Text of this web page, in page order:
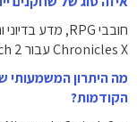
Chronicles X עבור Nintendo Switch 2 חוויה עמוקה ומאתגרת.
הקודמות?